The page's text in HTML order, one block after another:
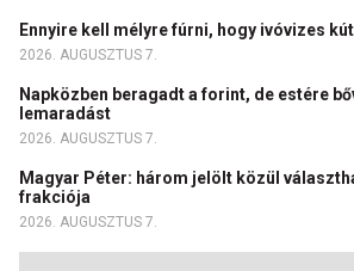
Ennyire kell mélyre fúrni, hogy ivóvizes
2026. AUGUSZTUS 7.
Napközben beragadt a forint, de estére
lemaradást
2026. AUGUSZTUS 7.
Magyar Péter: három jelölt közül
frakciója
2026. AUGUSZTUS 7.